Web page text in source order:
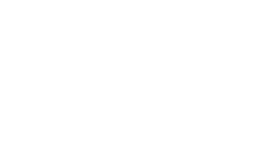
升本课程。
与工程、视觉传达设计等艺术类专业。